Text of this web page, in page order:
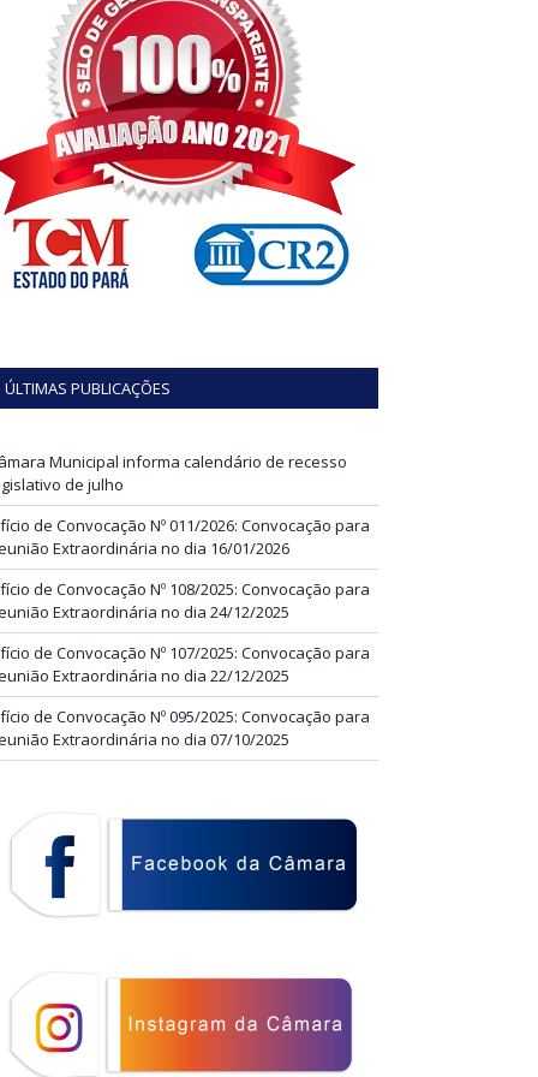
ÚLTIMAS PUBLICAÇÕES
Municipal informa calendário de recesso
de julho
de Convocação Nº 011/2026: Convocação para
Extraordinária no dia 16/01/2026
de Convocação Nº 108/2025: Convocação para
Extraordinária no dia 24/12/2025
de Convocação Nº 107/2025: Convocação para
Extraordinária no dia 22/12/2025
de Convocação Nº 095/2025: Convocação para
Extraordinária no dia 07/10/2025